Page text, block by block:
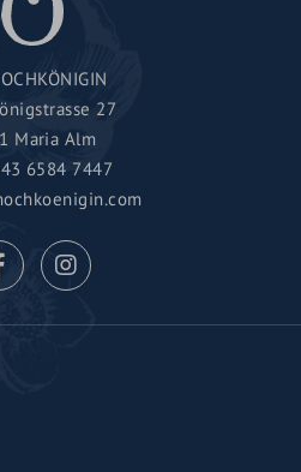
27
Maria Alm
6584 7447